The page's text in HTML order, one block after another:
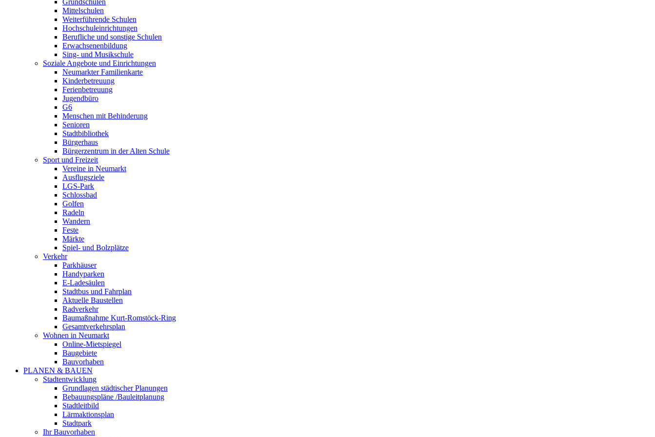
Grundschulen
Mittelschulen
Weiterführende Schulen
Hochschuleinrichtungen
Berufliche und sonstige Schulen
Erwachsenenbildung
Sing- und Musikschule
Soziale Angebote und Einrichtungen
Neumarkter Familienkarte
Kinderbetreuung
Ferienbetreuung
Jugendbüro
G6
Menschen mit Behinderung
Senioren
Stadtbibliothek
Bürgerhaus
Bürgerzentrum in der Alten Schule
Sport und Freizeit
Vereine in Neumarkt
Ausflugsziele
LGS-Park
Schlossbad
Golfen
Radeln
Wandern
Feste
Märkte
Spiel- und Bolzplätze
Verkehr
Parkhäuser
Handyparken
E-Ladesäulen
Stadtbus und Fahrplan
Aktuelle Baustellen
Radverkehr
Baumaßnahme Kurt-Romstöck-Ring
Gesamtverkehrsplan
Wohnen in Neumarkt
Online-Mietspiegel
Baugebiete
Bauvorhaben
PLANEN & BAUEN
Stadtentwicklung
Grundlagen städtischer Planungen
Bebauungspläne /Bauleitplanung
Stadtleitbild
Lärmaktionsplan
Stadtpark
Ihr Bauvorhaben